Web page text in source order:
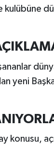
yeni